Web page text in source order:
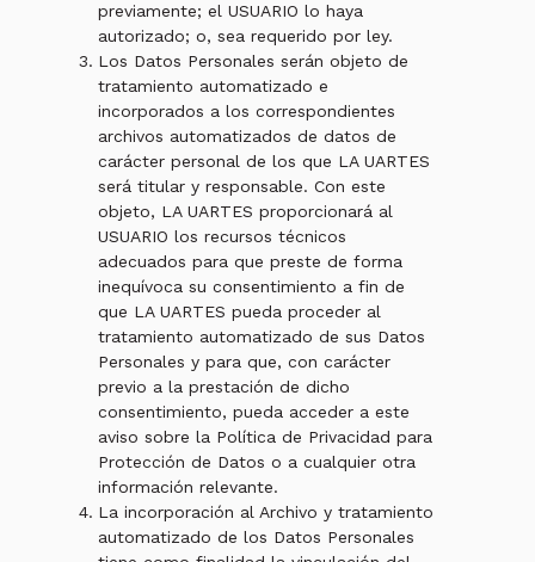
previamente; el USUARIO lo haya
autorizado; o, sea requerido por ley.
Los Datos Personales serán objeto de
tratamiento automatizado e
incorporados a los correspondientes
archivos automatizados de datos de
carácter personal de los que LA UARTES
será titular y responsable. Con este
objeto, LA UARTES proporcionará al
USUARIO los recursos técnicos
adecuados para que preste de forma
inequívoca su consentimiento a fin de
que LA UARTES pueda proceder al
tratamiento automatizado de sus Datos
Personales y para que, con carácter
previo a la prestación de dicho
consentimiento, pueda acceder a este
aviso sobre la Política de Privacidad para
Protección de Datos o a cualquier otra
información relevante.
La incorporación al Archivo y tratamiento
automatizado de los Datos Personales